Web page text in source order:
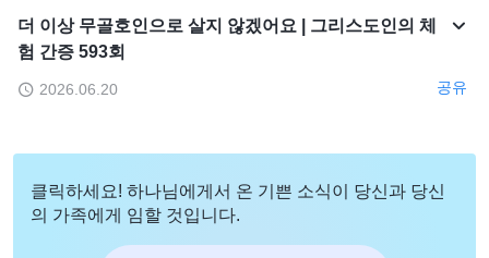
더 이상 무골호인으로 살지 않겠어요 | 그리스도인의 체
험 간증 593회
2026.06.20 공유
클릭하세요! 하나님에게서 온 기쁜 소식이 당신과 당신
의 가족에게 임할 것입니다.